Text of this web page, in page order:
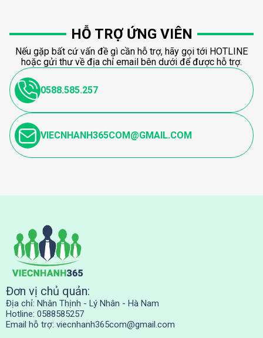
HỖ TRỢ ỨNG VIÊN
Nếu gặp bất cứ vấn đề gì cần hỗ trợ, hãy gọi tới HOTLINE
hoặc gửi thư về địa chỉ email bên dưới để được hỗ trợ.
0588.585.257
VIECNHANH365COM@GMAIL.COM
Đơn vị chủ quản:
Địa chỉ: Nhân Thịnh - Lý Nhân - Hà Nam
Hotline: 0588585257
Email hỗ trợ: viecnhanh365com@gmail.com